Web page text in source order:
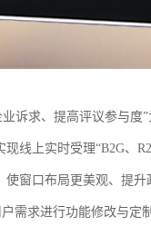
诉求、提高评议参与
线上实时受理“B2G、
窗口布局更美观、提升
需求进行功能修改与定制